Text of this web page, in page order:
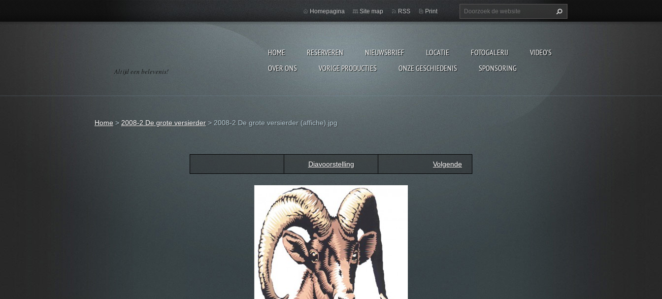
Altijd een belevenis!
HOME RESERVEREN NIEUWSBRIEF LOCATIE FOTOGALERIJ
VIDEO'S
OVER ONS
VORIGE PRODUCTIES ONZE GESCHIEDENIS SPONSORING
Homepagina Site map RSS Print
Home > 2008-2 De grote versierder > 2008-2 De grote versierder (affiche).jpg
Diavoorstelling Volgende